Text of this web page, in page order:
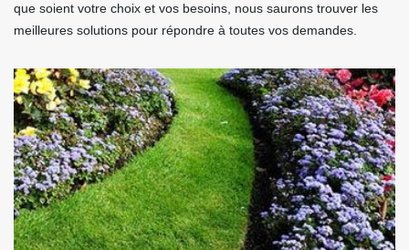
que soient votre choix et vos besoins, nous saurons trouver les
meilleures solutions pour répondre à toutes vos demandes.